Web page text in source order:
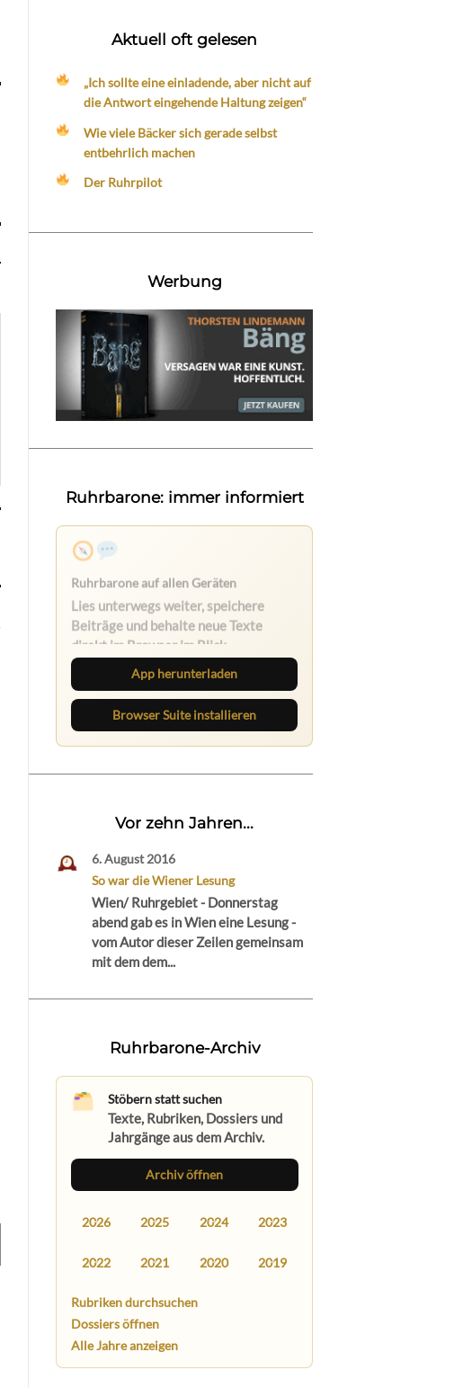
Aktuell oft gelesen
„Ich sollte eine einladende, aber nicht auf
die Antwort eingehende Haltung zeigen“
Wie viele Bäcker sich gerade selbst
entbehrlich machen
Der Ruhrpilot
Werbung
Ruhrbarone: immer informiert
Die Ruhrbarone-App bringt den Blog
aufs Handy. Die Browser Suite hält
dich am Desktop auf dem Laufenden.
App herunterladen
Browser Suite installieren
Vor zehn Jahren...
6. August 2016
So war die Wiener Lesung
Wien/ Ruhrgebiet - Donnerstag
abend gab es in Wien eine Lesung -
vom Autor dieser Zeilen gemeinsam
mit dem dem...
Ruhrbarone-Archiv
Stöbern statt suchen
Texte, Rubriken, Dossiers und
Jahrgänge aus dem Archiv.
Archiv öffnen
2026 2025 2024 2023
2022 2021 2020 2019
Rubriken durchsuchen
Dossiers öffnen
Alle Jahre anzeigen